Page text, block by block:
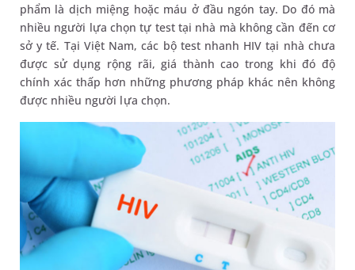
phẩm là dịch miệng hoặc máu ở đầu ngón tay. Do đó mà
nhiều người lựa chọn tự test tại nhà mà không cần đến cơ
sở y tế. Tại Việt Nam, các bộ test nhanh HIV tại nhà chưa
được sử dụng rộng rãi, giá thành cao trong khi đó độ
chính xác thấp hơn những phương pháp khác nên không
được nhiều người lựa chọn.